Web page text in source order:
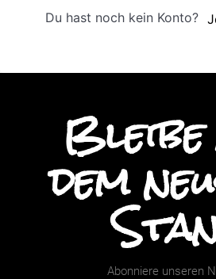
Du hast noch kein Konto?
dem
Abonniere unseren